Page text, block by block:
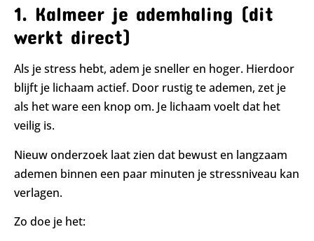
1. Kalmeer je ademhaling (dit
werkt direct)
Als je stress hebt, adem je sneller en hoger. Hierdoor
blijft je lichaam actief. Door rustig te ademen, zet je
als het ware een knop om. Je lichaam voelt dat het
veilig is.
Nieuw onderzoek laat zien dat bewust en langzaam
ademen binnen een paar minuten je stressniveau kan
verlagen.
Zo doe je het: